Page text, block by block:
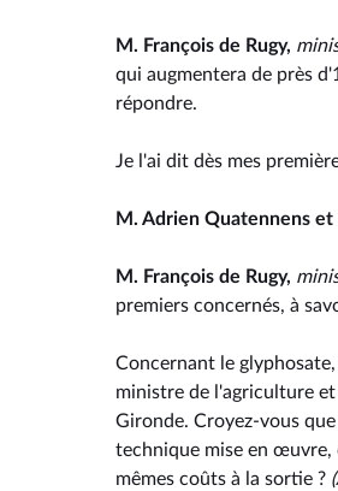
M. François de Rugy,
qui augmentera de près
répondre.
Je l'ai dit dès mes
M. Adrien Quatennens
M. François de Rugy,
premiers concernés, à
Concernant le
ministre de l'agriculture
Gironde. Croyez-vous
technique mise en œuvre,
mêmes coûts à la sortie ?